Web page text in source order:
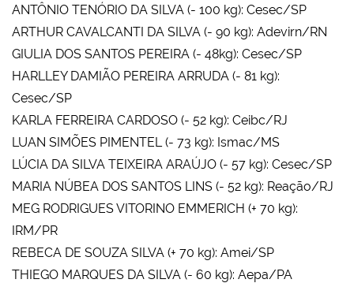
ANTÔNIO TENÓRIO DA SILVA (- 100 kg): Cesec/SP
ARTHUR CAVALCANTI DA SILVA (- 90 kg): Adevirn/RN
GIULIA DOS SANTOS PEREIRA (- 48kg): Cesec/SP
HARLLEY DAMIÃO PEREIRA ARRUDA (- 81 kg):
Cesec/SP
KARLA FERREIRA CARDOSO (- 52 kg): Ceibc/RJ
LUAN SIMÕES PIMENTEL (- 73 kg): Ismac/MS
LÚCIA DA SILVA TEIXEIRA ARAÚJO (- 57 kg): Cesec/SP
MARIA NÚBEA DOS SANTOS LINS (- 52 kg): Reação/RJ
MEG RODRIGUES VITORINO EMMERICH (+ 70 kg):
IRM/PR
REBECA DE SOUZA SILVA (+ 70 kg): Amei/SP
THIEGO MARQUES DA SILVA (- 60 kg): Aepa/PA